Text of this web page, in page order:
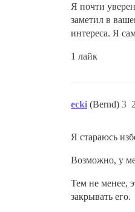
Я почти
заметил в
интереса. Я
1 лайк
ecki (Bernd) 3
Я стараюсь
Возможно, у
Тем не менее,
закрывать его.